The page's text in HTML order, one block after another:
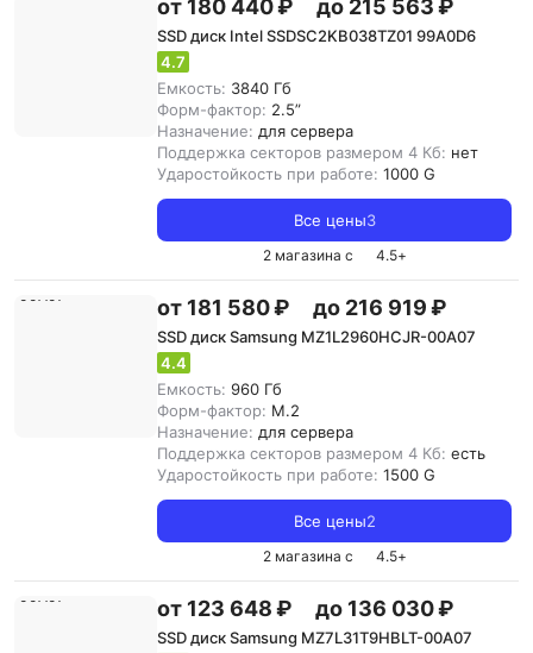
от 180 440 ₽ до 215 563 ₽
SSD диск Intel SSDSC2KB038TZ01 99A0D6
4.7
Емкость: 3840 Гб
Форм-фактор: 2.5”
Назначение: для сервера
Поддержка секторов размером 4 Кб: нет
Ударостойкость при работе: 1000 G
Все цены3
2 магазина с 4.5+
от 181 580 ₽ до 216 919 ₽
SSD диск Samsung MZ1L2960HCJR-00A07
4.4
Емкость: 960 Гб
Форм-фактор: M.2
Назначение: для сервера
Поддержка секторов размером 4 Кб: есть
Ударостойкость при работе: 1500 G
Все цены2
2 магазина с 4.5+
от 123 648 ₽ до 136 030 ₽
SSD диск Samsung MZ7L31T9HBLT-00A07